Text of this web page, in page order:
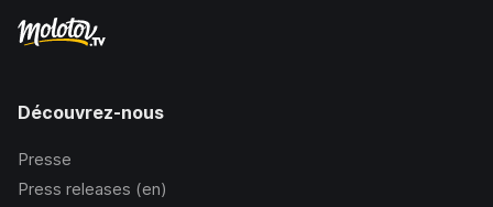
Découvrez-nous
Presse
Press releases (en)